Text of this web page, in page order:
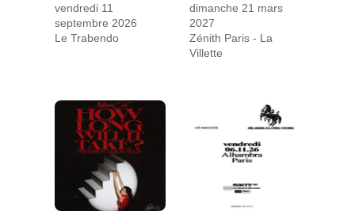
vendredi 11
septembre 2026
Le Trabendo
dimanche 21 mars
2027
Zénith Paris - La
Villette